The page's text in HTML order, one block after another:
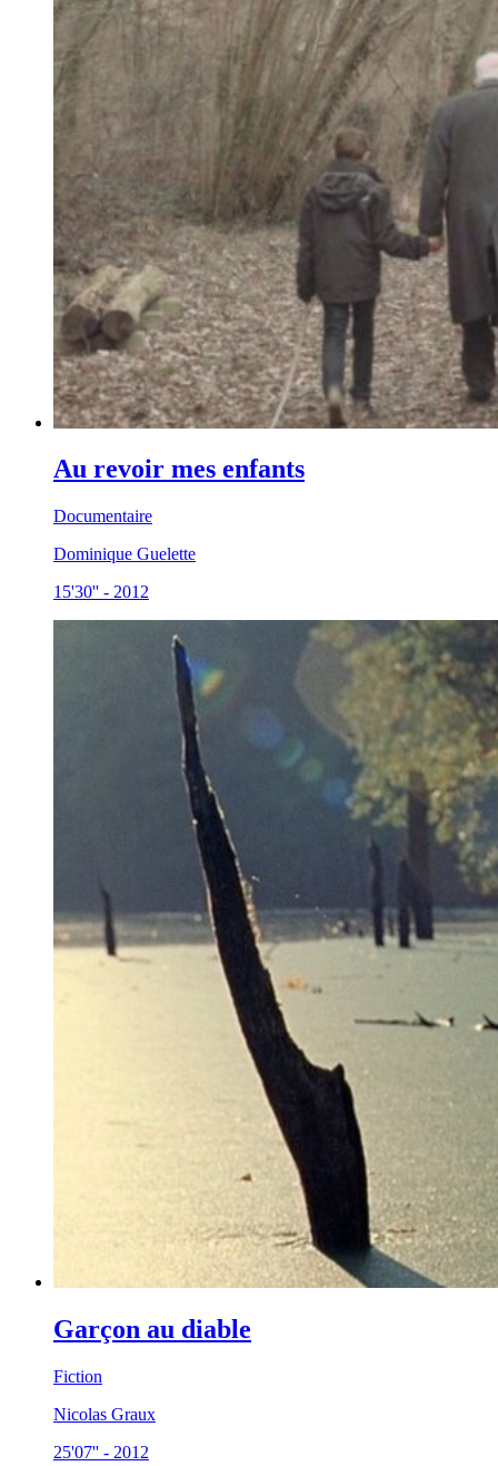
Au revoir mes enfants
Documentaire
Dominique Guelette
15'30'' - 2012
Garçon au diable
Fiction
Nicolas Graux
25'07'' - 2012